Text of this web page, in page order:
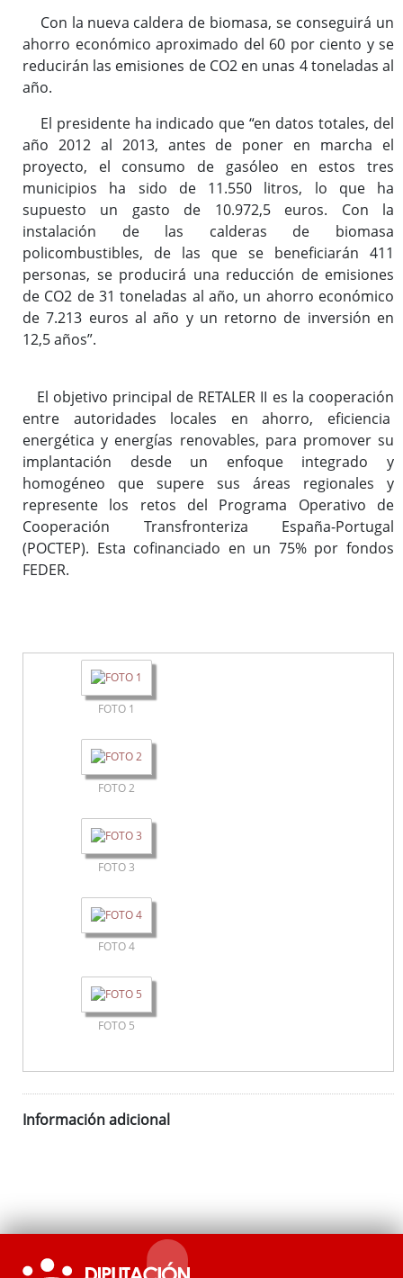
Con la nueva caldera de biomasa, se conseguirá un
ahorro económico aproximado del 60 por ciento y se
reducirán las emisiones de CO2 en unas 4 toneladas al
año.
El presidente ha indicado que “en datos totales, del
año 2012 al 2013, antes de poner en marcha el
proyecto, el consumo de gasóleo en estos tres
municipios ha sido de 11.550 litros, lo que ha
supuesto un gasto de 10.972,5 euros. Con la
instalación de las calderas de biomasa
policombustibles, de las que se beneficiarán 411
personas, se producirá una reducción de emisiones
de CO2 de 31 toneladas al año, un ahorro económico
de 7.213 euros al año y un retorno de inversión en
12,5 años”.
El objetivo principal de RETALER II es la cooperación
entre autoridades locales en ahorro, eficiencia
energética y energías renovables, para promover su
implantación desde un enfoque integrado y
homogéneo que supere sus áreas regionales y
represente los retos del Programa Operativo de
Cooperación Transfronteriza España-Portugal
(POCTEP). Esta cofinanciado en un 75% por fondos
FEDER.
FOTO 1
FOTO 2
FOTO 3
FOTO 4
FOTO 5
Información adicional